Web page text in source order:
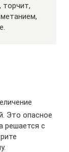
торчит,
Это опасное
решается с